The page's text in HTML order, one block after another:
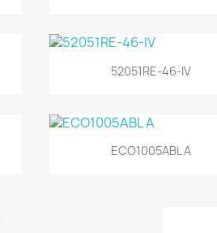
 Vista rápida
52051RE-46-IV
 Vista rápida
ECO1005ABL A